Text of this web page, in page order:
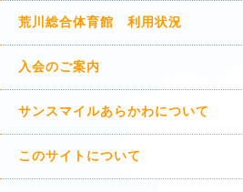
荒川総合体育館 利用状況
入会のご案内
サンスマイルあらかわについて
このサイトについて